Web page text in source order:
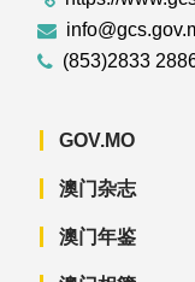
(853)2833
GOV.MO
澳门杂志
澳门年鉴